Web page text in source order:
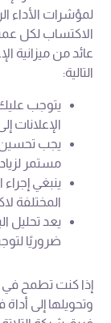
الاكتساب لكل
عائد من ميزانية
التالية:
يتوجب
الإعلانات
يجب
مستمر
المختلفة
يعد تحليل
ضروريًا
إذا كنت تطمح في
وتحويلها إلى